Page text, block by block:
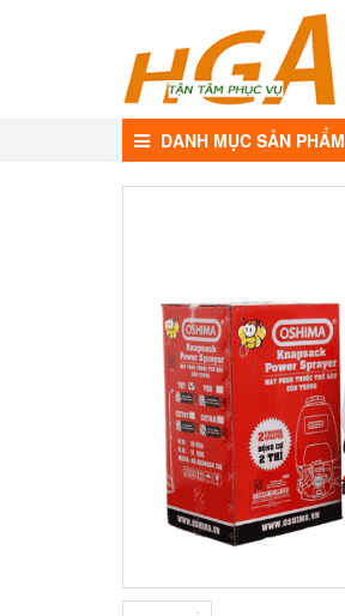
DANH MỤC SẢN PHẨM